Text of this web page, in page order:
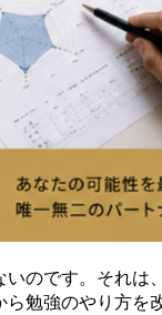
のです。それ
勉強のやり方を